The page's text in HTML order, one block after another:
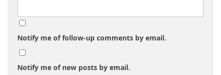
Notify me of follow-up comments by email.
Notify me of new posts by email.